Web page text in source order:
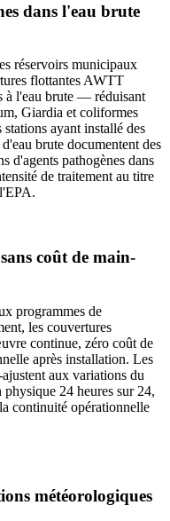
dans l'eau brute
réservoirs municipaux
flottantes AWTT
à l'eau brute — réduisant
Giardia et coliformes
ayant installé des
brute documentent des
d'agents pathogènes dans
de traitement au titre
coût de main-
programmes de
les couvertures
continue, zéro coût de
après installation. Les
aux variations du
24 heures sur 24,
continuité opérationnelle
météorologiques